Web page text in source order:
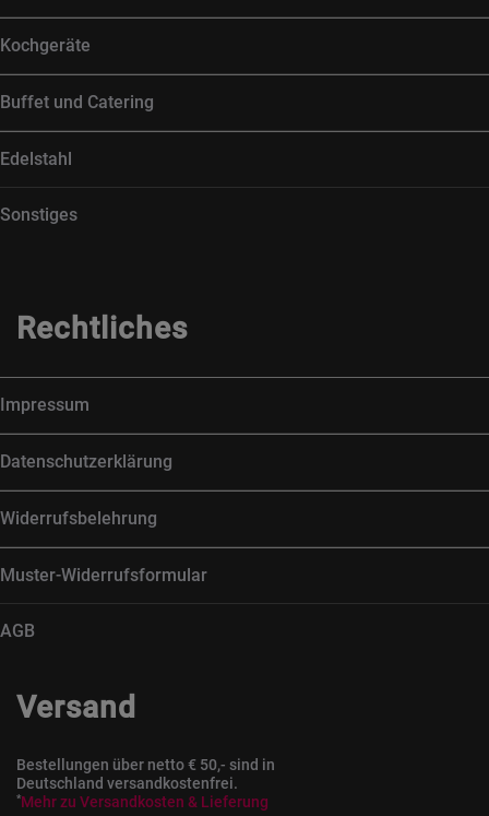
Kochgeräte
Buffet und Catering
Edelstahl
Sonstiges
Rechtliches
Impressum
Datenschutzerklärung
Widerrufsbelehrung
Muster-Widerrufsformular
AGB
Versand
Bestellungen über netto € 50,- sind in
Deutschland versandkostenfrei.
*Mehr zu Versandkosten & Lieferung